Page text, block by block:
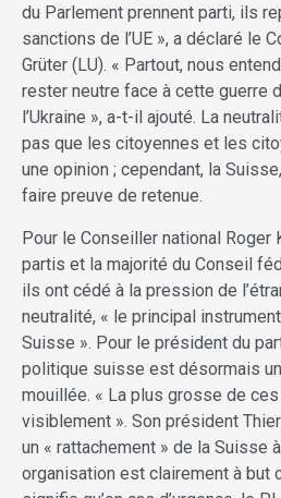
du Parlement prennent parti, ils
sanctions de l’UE », a déclaré le
Grüter (LU). « Partout, nous
rester neutre face à cette guerre
l’Ukraine », a-t-il ajouté. La
pas que les citoyennes et les
une opinion ; cependant, la
faire preuve de retenue.
Pour le Conseiller national Roger
partis et la majorité du Conseil
ils ont cédé à la pression de
neutralité, « le principal
Suisse ». Pour le président du
politique suisse est désormais
mouillée. « La plus grosse de
visiblement ». Son président
un « rattachement » de la Suisse
organisation est clairement à but